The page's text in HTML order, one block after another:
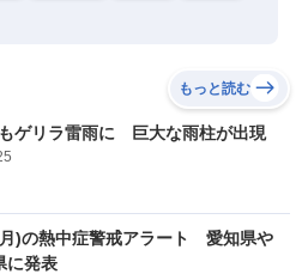
もっと読む
ゲリラ雷雨に 巨大な雨柱が出現
)の熱中症警戒アラート 愛知県や
に発表